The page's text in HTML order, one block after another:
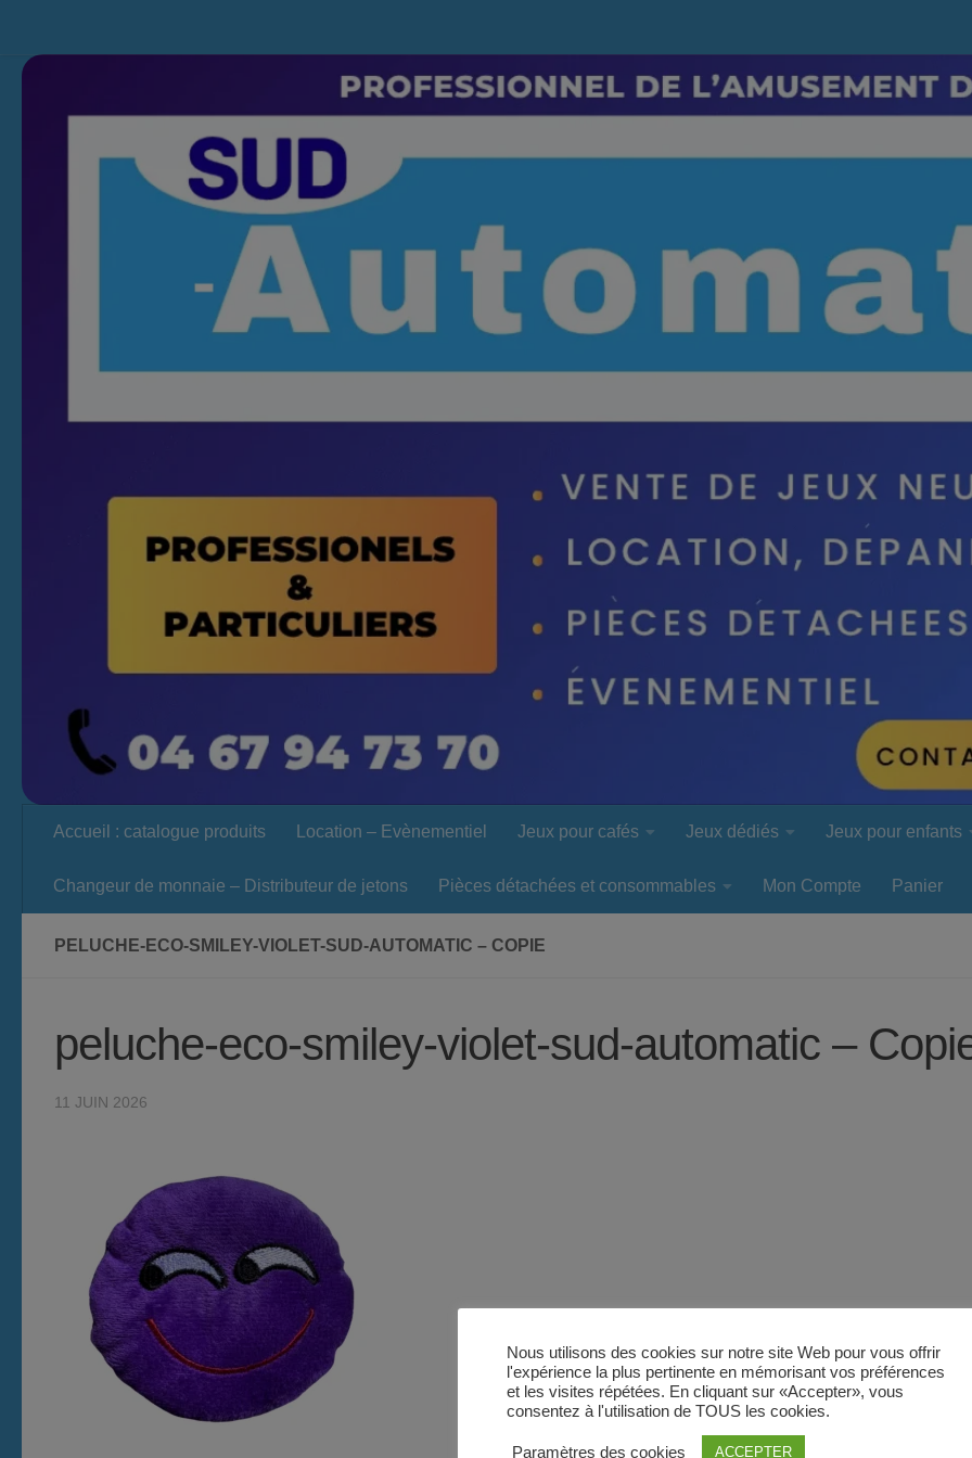
Accueil : catalogue produits Location – Evènementiel Jeux pour cafés Jeux dédiés Jeux pour enfants
Changeur de monnaie – Distributeur de jetons Pièces détachées et consommables Mon Compte Panier
PELUCHE-ECO-SMILEY-VIOLET-SUD-AUTOMATIC – COPIE
peluche-eco-smiley-violet-sud-automatic –
11 JUIN 2026
Nous utilisons des cookies sur notre site Web pour vous offrir
l'expérience la plus pertinente en mémorisant vos préférences
et les visites répétées. En cliquant sur «Accepter», vous
consentez à l'utilisation de TOUS les cookies.
Paramètres des cookies ACCEPTER